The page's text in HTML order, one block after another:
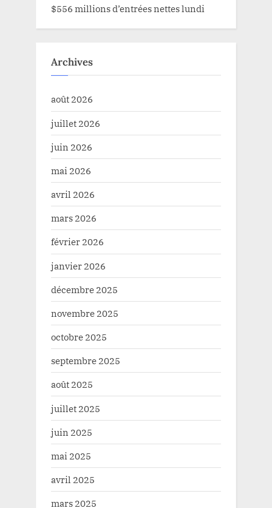
$556 millions d’entrées nettes lundi
Archives
août 2026
juillet 2026
juin 2026
mai 2026
avril 2026
mars 2026
février 2026
janvier 2026
décembre 2025
novembre 2025
octobre 2025
septembre 2025
août 2025
juillet 2025
juin 2025
mai 2025
avril 2025
mars 2025